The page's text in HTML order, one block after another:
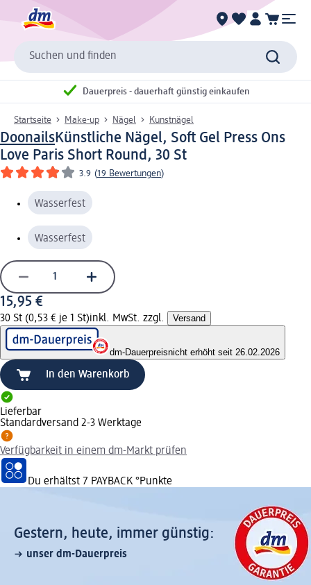
Suchen und finden
Dauerpreis - dauerhaft günstig einkaufen
Startseite Make-up Nägel Kunstnägel
DoonailsKünstliche Nägel, Soft Gel Press Ons
Love Paris Short Round, 30 St
3.9 (19 Bewertungen)
Wasserfest
Wasserfest
15,95 €
30 St (0,53 € je 1 St)inkl. MwSt. zzgl. Versand
dm-Dauerpreisnicht erhöht seit 26.02.2026
In den Warenkorb
Lieferbar
Standardversand 2-3 Werktage
Verfügbarkeit in einem dm-Markt prüfen
Du erhältst 7 PAYBACK °Punkte
Gestern, heute, immer günstig:
unser dm-Dauerpreis